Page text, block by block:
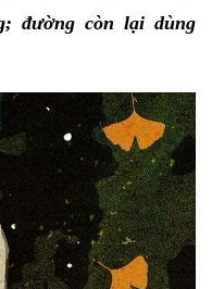
đường còn lại dùng